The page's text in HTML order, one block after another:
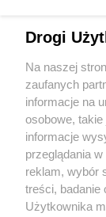
Wydawca
Nie zapomnij
zapoznać się z:
Twojemiasto
Drogi
Na naszej
zaufanych
informacje na
osobowe,
informacje
przeglądania
reklam, wybór
treści, badanie
Użytkownika